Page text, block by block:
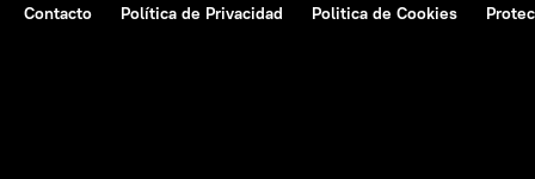
Contacto Política de Privacidad Politica de Cookies